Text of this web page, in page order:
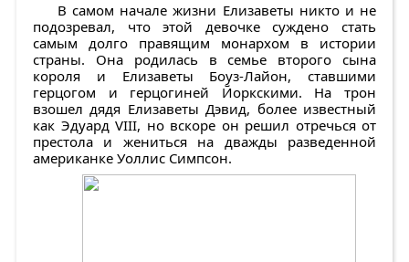
В самом начале жизни Елизаветы никто и не
подозревал, что этой девочке суждено стать
самым долго правящим монархом в истории
страны. Она родилась в семье второго сына
короля и Елизаветы Боуз-Лайон, ставшими
герцогом и герцогиней Йоркскими. На трон
взошел дядя Елизаветы Дэвид, более известный
как Эдуард VIII, но вскоре он решил отречься от
престола и жениться на дважды разведенной
американке Уоллис Симпсон.